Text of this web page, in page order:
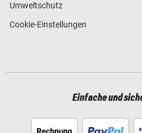
Umweltschutz
Cookie-Einstellungen
Einfache und